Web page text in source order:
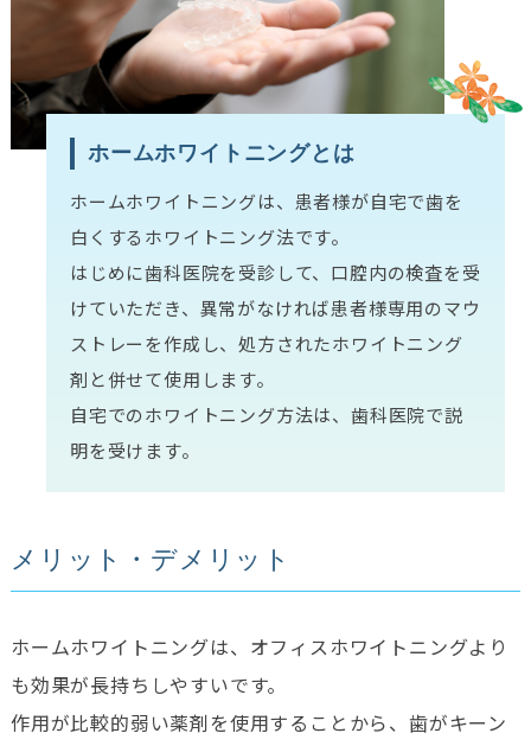
ホームホワイトニングとは
ホームホワイトニングは、患者様が自宅で歯を
白くするホワイトニング法です。
はじめに歯科医院を受診して、口腔内の検査を受
けていただき、異常がなければ患者様専用のマウ
ストレーを作成し、処方されたホワイトニング
剤と併せて使用します。
自宅でのホワイトニング方法は、歯科医院で説
明を受けます。
メリット・デメリット
ホームホワイトニングは、オフィスホワイトニングより
も効果が長持ちしやすいです。
作用が比較的弱い薬剤を使用することから、歯がキーン